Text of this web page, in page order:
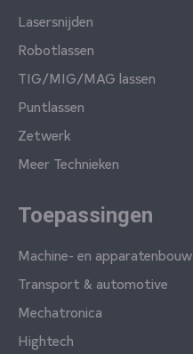
Lasersnijden
Robotlassen
TIG/MIG/MAG lassen
Puntlassen
Zetwerk
Meer Technieken
Toepassingen
Machine- en apparatenbouw
Transport & automotive
Mechatronica
Hightech